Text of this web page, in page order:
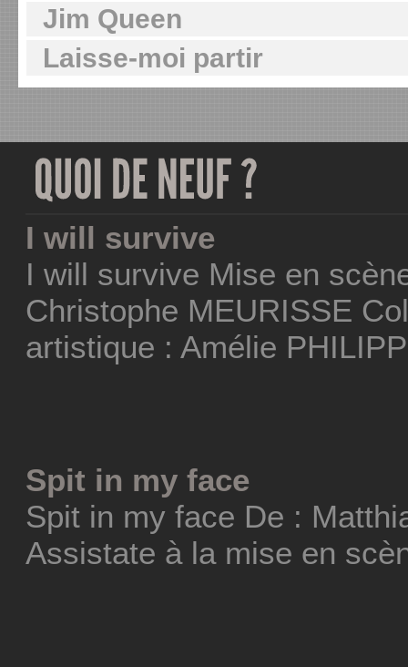
Jim Queen
Laisse-moi partir
I will survive
I will survive Mise en
Christophe MEURISSE
artistique : Amélie
Spit in my face
Spit in my face De :
Assistate à la mise en